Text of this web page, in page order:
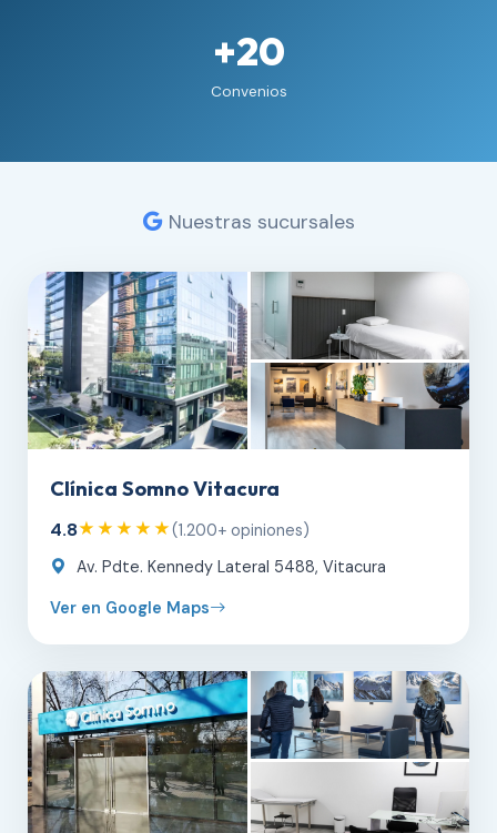
+20
Convenios
Nuestras sucursales
Clínica Somno Vitacura
4.8★★★★★(1.200+ opiniones)
Av. Pdte. Kennedy Lateral 5488, Vitacura
Ver en Google Maps